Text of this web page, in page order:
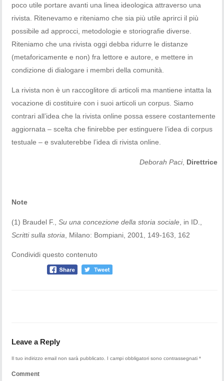
poco utile portare avanti una linea ideologica attraverso una
rivista. Ritenevamo e riteniamo che sia più utile aprirci il più
possibile ad approcci, metodologie e storiografie diverse.
Riteniamo che una rivista oggi debba ridurre le distanze
(metaforicamente e non) fra lettore e autore, e mettere in
condizione di dialogare i membri della comunità.
La rivista non è un raccoglitore di articoli ma mantiene intatta la
vocazione di costituire con i suoi articoli un corpus. Siamo
contrari all’idea che la rivista online possa essere costantemente
aggiornata – scelta che finirebbe per estinguere l’idea di corpus
testuale – e svaluterebbe l’idea di rivista online.
Deborah Paci, Direttrice
Note
(1) Braudel F.,Su una concezione della storia sociale , in ID.,
Scritti sulla storia , Milano: Bompiani, 2001, 149-163, 162
Condividi questo contenuto
Leave a Reply
Il tuo indirizzo email non sarà pubblicato. I campi obbligatori sono contrassegnati*
Comment